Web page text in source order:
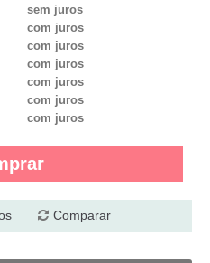
sem juros
com juros
com juros
com juros
com juros
com juros
com juros
Comparar